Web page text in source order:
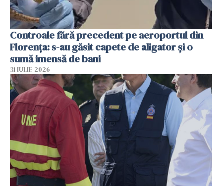
Controale fără precedent pe aeroportul din
Florența: s-au găsit capete de aligator și o
sumă imensă de bani
31 IULIE 2026